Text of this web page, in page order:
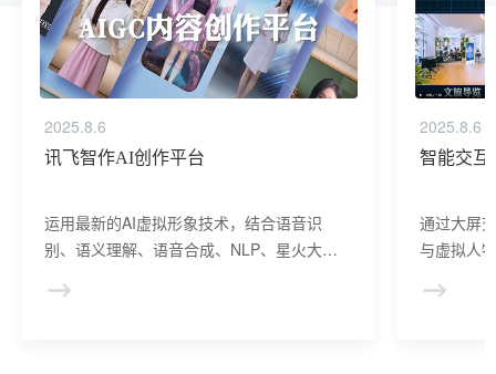
2025.8.6
讯飞智作AI创作平台
运用最新的AI虚拟形象技术，结合语音识
别、语义理解、语音合成、NLP、星火大模
建、AI驱动、多模态交互的多场景虚拟人产
2025.8.6
智能交互
通过大屏
与虚拟人
景，可广